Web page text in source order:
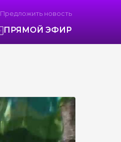
Предложить новость
ПРЯМОЙ ЭФИР